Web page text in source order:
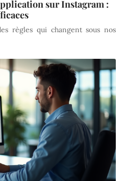
sur Instagram :
règles qui changent sous nos